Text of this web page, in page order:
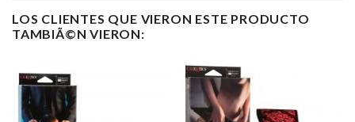
LOS CLIENTES QUE VIERON ESTE PRODUCTO
TAMBIÃ©N VIERON: